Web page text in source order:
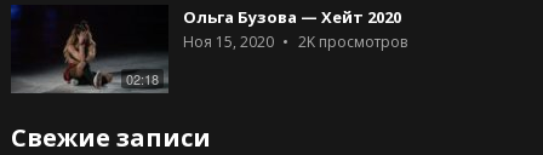
02:18
Ольга Бузова — Хейт 2020
Ноя 15, 2020 2Kпросмотров
Свежие записи